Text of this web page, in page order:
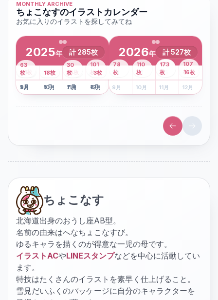
MONTHLY ARCHIVE
ちょこなすのイラストカレンダー
お気に入りのイラストを探してみてね
2025年 計 285枚
1月
2枚 2月 3月 4月
8枚
5月
41 枚
6月
13枚
7月
6枚
8月
101
枚
9月
63
枚
10月
18枚
11月
30
枚
12月
3枚
2026年 計527枚
1月 2月 3月
43
枚
4月
107
枚
5 月
78
枚
6月
110
枚
7月
173
枚
8月
16枚
9 月 10月 11月 12月
ちょこなす
北海道出身のおうし座AB型。
名前の由来はへなちょこなすび。
ゆるキャラを描くのが得意な一児の母です。
イラストACやLINEスタンプなどを中心に活動してい
ます。
特技はたくさんのイラストを素早く仕上げること。
雪見だいふくのパッケージに自分のキャラクターを